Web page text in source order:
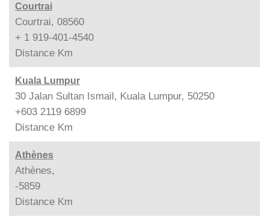
Courtrai
Courtrai, 08560
+ 1 919-401-4540
Distance Km
Kuala Lumpur
30 Jalan Sultan Ismail, Kuala Lumpur, 50250
+603 2119 6899
Distance Km
Athènes
Athènes,
-5859
Distance Km